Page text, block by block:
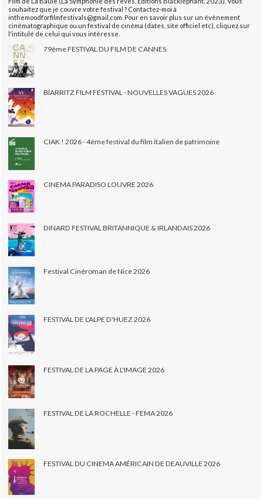
souhaitez que je couvre votre festival ? Contactez-moi à
inthemoodforfilmfestivals@gmail.com. Pour en savoir plus sur un évènement
cinématographique ou un festival de cinéma (dates, site officiel etc), cliquez sur
l'intitulé de celui qui vous intéresse.
79ème FESTIVAL DU FILM DE CANNES
BIARRITZ FILM FESTIVAL - NOUVELLES VAGUES 2026
CIAK ! 2026 - 4ème festival du film italien de patrimoine
CINEMA PARADISO LOUVRE 2026
DINARD FESTIVAL BRITANNIQUE & IRLANDAIS 2026
Festival Cinéroman de Nice 2026
FESTIVAL DE L'ALPE D'HUEZ 2026
FESTIVAL DE LA PAGE À L'IMAGE 2026
FESTIVAL DE LA ROCHELLE - FEMA 2026
FESTIVAL DU CINEMA AMÉRICAIN DE DEAUVILLE 2026